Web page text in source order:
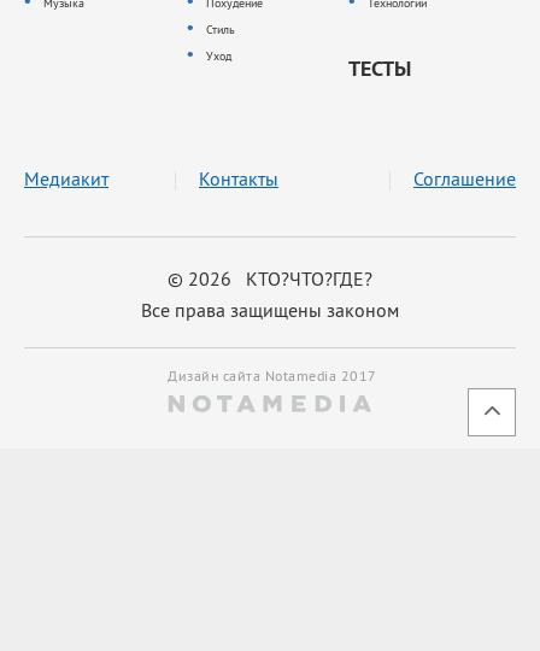
Стиль
Уход
ТЕСТЫ
© 2026 КТО?ЧТО?ГДЕ?
Все права защищены законом
Медиакит Контакты Соглашение
Дизайн сайта Notamedia 2017